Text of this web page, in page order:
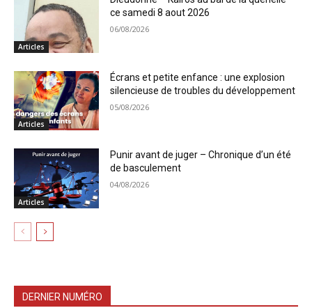
Articles
ce samedi 8 aout 2026
06/08/2026
Articles
Écrans et petite enfance : une explosion
silencieuse de troubles du développement
05/08/2026
Articles
Punir avant de juger – Chronique d’un été
de basculement
04/08/2026
DERNIER NUMÉRO